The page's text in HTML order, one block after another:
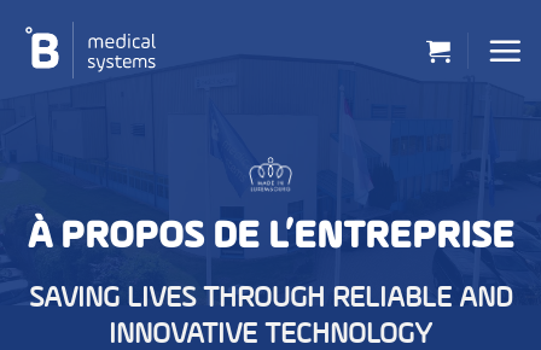
contenu
À PROPOS DE L’ENTREPRISE
SAVING LIVES THROUGH RELIABLE AND
INNOVATIVE TECHNOLOGY